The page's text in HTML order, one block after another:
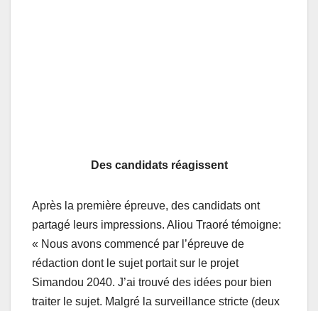
Des candidats réagissent
Après la première épreuve, des candidats ont
partagé leurs impressions. Aliou Traoré témoigne:
« Nous avons commencé par l’épreuve de
rédaction dont le sujet portait sur le projet
Simandou 2040. J’ai trouvé des idées pour bien
traiter le sujet. Malgré la surveillance stricte (deux